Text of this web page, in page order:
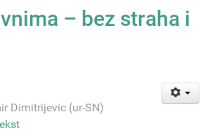
– bez straha i
Dimitrijevic (ur-SN)